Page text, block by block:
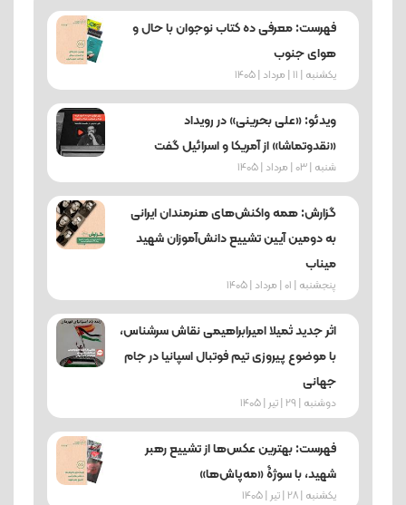
فهرست: معرفی ده کتاب نوجوان با حال و
هوای جنوب
یکشنبه | 11 | مرداد | 1405
ویدئو: «علی بحرینی» در رویداد
«نقدوتماشا» از آمریکا و اسرائیل گفت
شنبه | 03 | مرداد | 1405
گزارش: همه واکنش‌های هنرمندان ایرانی
به دومین آیین تشییع دانش‌آموزان شهید
میناب
پنجشنبه | 01 | مرداد | 1405
اثر جدید ثمیلا امیرابراهیمی نقاش سرشناس،
با موضوع پیروزی تیم فوتبال اسپانیا در جام
جهانی
دوشنبه | 29 | تیر | 1405
فهرست: بهترین عکس‌ها از تشییع رهبر
شهید، با سوژۀ «مه‌پاش‌ها»
یکشنبه | 28 | تیر | 1405